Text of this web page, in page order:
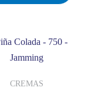
CREMAS